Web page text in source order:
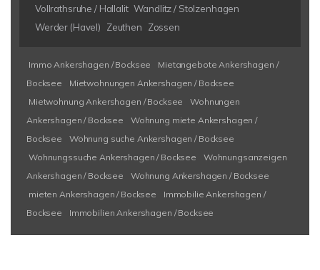
Vollrathsruhe / Hallalit Wandlitz / Stolzenhagen
Werder (Havel)
Zeuthen Zossen
Immo Ankershagen / Bocksee
Mietangebote Ankershagen /
Bocksee
Mietwohnungen Ankershagen / Bocksee
Mietwohnung Ankershagen / Bocksee
Wohnungen
Ankershagen / Bocksee
Wohnung miete Ankershagen /
Bocksee
Wohnung suche Ankershagen / Bocksee
Wohnungssuche Ankershagen / Bocksee
Wohnungsanzeigen
Ankershagen / Bocksee
Wohnung Ankershagen / Bocksee
mieten Ankershagen / Bocksee
Immobilie Ankershagen /
Bocksee
Immobilien Ankershagen / Bocksee